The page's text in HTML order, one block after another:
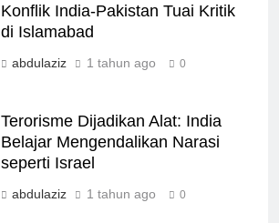
Konflik India-Pakistan Tuai Kritik
di Islamabad
abdulaziz 1 tahun ago 0
Terorisme Dijadikan Alat: India
Belajar Mengendalikan Narasi
seperti Israel
abdulaziz 1 tahun ago 0